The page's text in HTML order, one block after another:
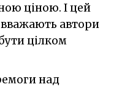
ціною. І цей
вважають автори
цілком
над